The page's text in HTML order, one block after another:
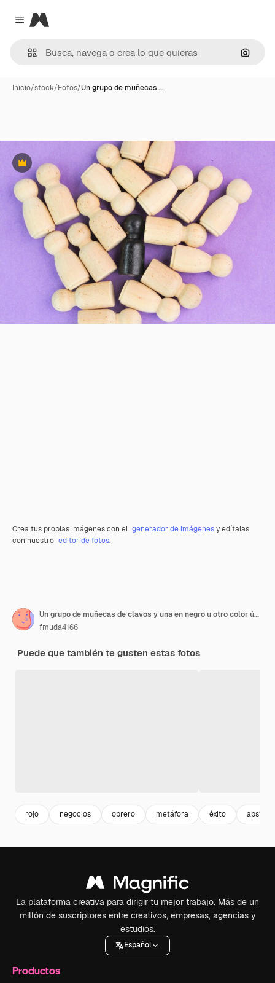
Close menu
Magnific
Inicio/stock/Fotos/Un grupo de muñecas …
Premium
Crea tus propias imágenes con el generador de imágenesy edítalas
con nuestro editor de fotos.
Un grupo de muñecas de clavos y una en negro u otro color único a mano elegido un diferente e individual
fmuda4166
Puede que también te gusten estas fotos
rojo negocios obrero metáfora éxito
La plataforma creativa para dirigir tu mejor trabajo. Más de un
millón de suscriptores entre creativos, empresas, agencias y
estudios.
Español
Productos